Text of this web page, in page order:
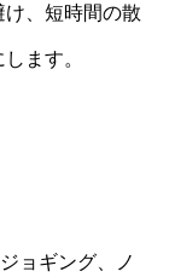
、短時間の散
ます。
ョギング、ノ